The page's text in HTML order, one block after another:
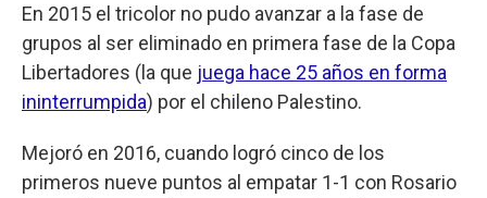
En 2015 el tricolor no pudo avanzar a la fase de
grupos al ser eliminado en primera fase de la Copa
Libertadores (la que juega hace 25 años en forma
ininterrumpida) por el chileno Palestino.
Mejoró en 2016, cuando logró cinco de los
primeros nueve puntos al empatar 1-1 con Rosario